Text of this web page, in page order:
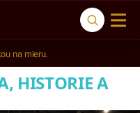
na mieru.od 4.000 EUR.
HISTORIE A